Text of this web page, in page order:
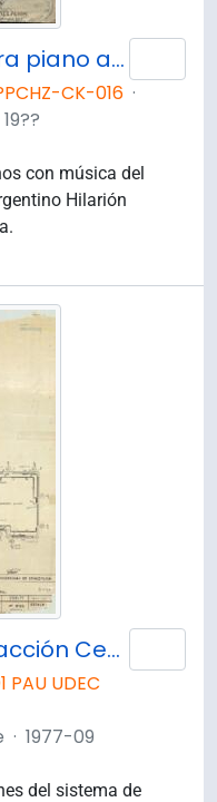
1ére Valse Boston : para piano a dos manos
CK-016 ·
19??
con música del
Hilarión
1° Piso. Plano de Calefacción Central. D109
PAU UDEC
· 1977-09
del sistema de